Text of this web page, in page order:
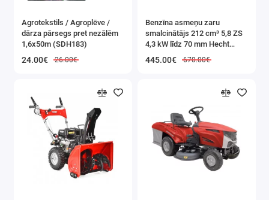
Agrotekstils / Agroplēve /
dārza pārsegs pret nezālēm
1,6x50m (SDH183)
24.00€ 26.00€
Benzīna asmeņu zaru
smalcinātājs 212 cm³ 5,8 ZS
4,3 kW līdz 70 mm Hecht
445.00€ 670.00€